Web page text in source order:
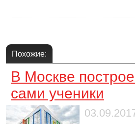
Похожие:
В Москве
сами ученики